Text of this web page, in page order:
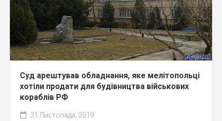
Суд арештував обладнання, яке мелітопольці
хотіли продати для будівництва військових
кораблів РФ
21 Листопада, 2019